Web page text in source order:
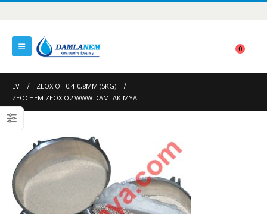
0
EV
ZEOX OII 0,4-0,8MM (5KG)
ZEOCHEM ZEOX O2 WWW.DAMLAKIMYA